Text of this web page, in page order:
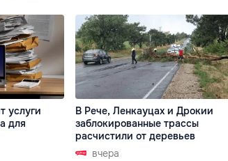
услуги
для
В Рече, Ленкауцах и Дрокии
заблокированные трассы
расчистили от деревьев
вчера